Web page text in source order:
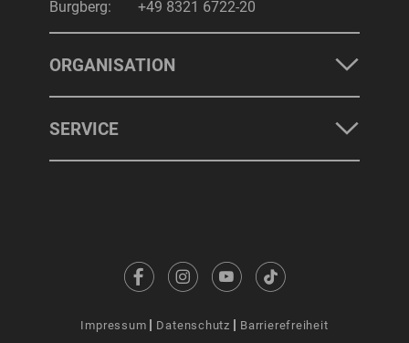
Burgberg:
+49 8321 6722-20
ORGANISATION
SERVICE
Impressum Datenschutz Barrierefreiheit